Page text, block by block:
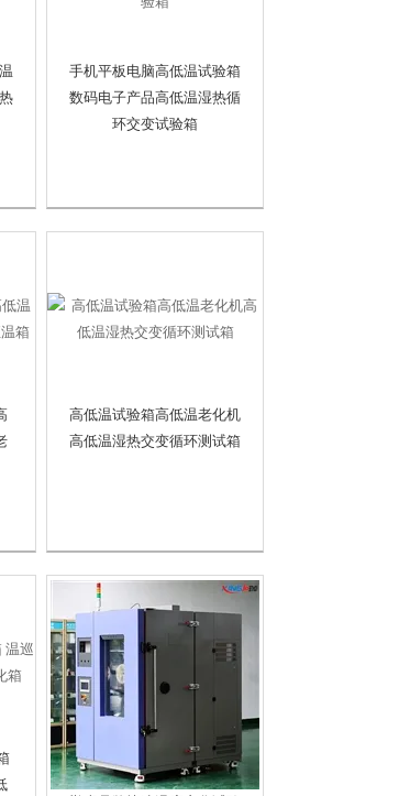
手机平板电脑高低温试验箱
数码电子产品高低温湿热循
环交变试验箱
高低温试验箱高低温老化机
高低温湿热交变循环测试箱